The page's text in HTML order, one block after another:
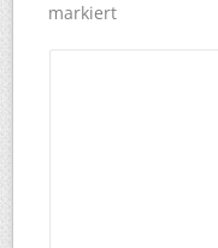
markiert